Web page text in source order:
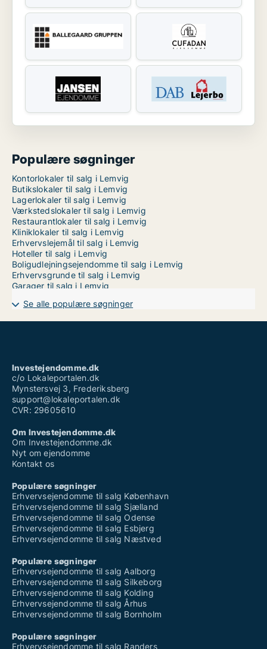
Populære søgninger
Kontorlokaler til salg i Lemvig
Butikslokaler til salg i Lemvig
Lagerlokaler til salg i Lemvig
Værkstedslokaler til salg i Lemvig
Restaurantlokaler til salg i Lemvig
Kliniklokaler til salg i Lemvig
Erhvervslejemål til salg i Lemvig
Hoteller til salg i Lemvig
Boligudlejningsejendomme til salg i Lemvig
Erhvervsgrunde til salg i Lemvig
Garager til salg i Lemvig
Se alle populære søgninger
Investejendomme.dk
c/o Lokaleportalen.dk
Mynstersvej 3, Frederiksberg
support@lokaleportalen.dk
CVR: 29605610
Om Investejendomme.dk
Om Investejendomme.dk
Nyt om ejendomme
Kontakt os
Populære søgninger
Erhvervsejendomme til salg København
Erhvervsejendomme til salg Sjælland
Erhvervsejendomme til salg Odense
Erhvervsejendomme til salg Esbjerg
Erhvervsejendomme til salg Næstved
Populære søgninger
Erhvervsejendomme til salg Aalborg
Erhvervsejendomme til salg Silkeborg
Erhvervsejendomme til salg Kolding
Erhvervsejendomme til salg Århus
Erhvervsejendomme til salg Bornholm
Populære søgninger
Erhvervsejendomme til salg Randers